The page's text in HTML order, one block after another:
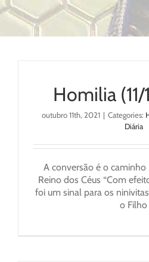
Homilia
outubro 11th, 2021 | Categories:
Diária
A conversão é o
Reino dos Céus “Com
foi um sinal para os
o Filho